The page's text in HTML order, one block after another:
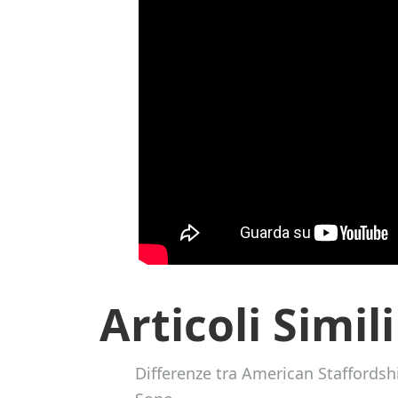
Articoli Simili
Differenze tra American